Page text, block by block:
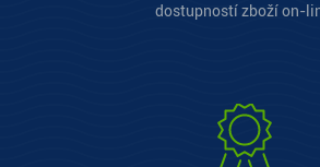
dostupností zboží on-